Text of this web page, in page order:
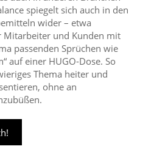
spiegelt sich auch in den
wider – etwa
Mitarbeiter und Kunden mit
passenden Sprüchen wie
auf einer HUGO-Dose. So
Thema heiter und
ohne an